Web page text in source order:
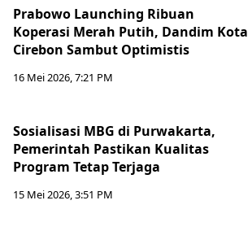
Prabowo Launching Ribuan
Koperasi Merah Putih, Dandim Kota
Cirebon Sambut Optimistis
16 Mei 2026, 7:21 PM
Sosialisasi MBG di Purwakarta,
Pemerintah Pastikan Kualitas
Program Tetap Terjaga
15 Mei 2026, 3:51 PM